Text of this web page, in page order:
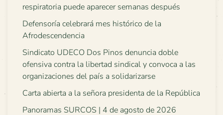
respiratoria puede aparecer semanas después
Defensoría celebrará mes histórico de la
Afrodescendencia
Sindicato UDECO Dos Pinos denuncia doble
ofensiva contra la libertad sindical y convoca a las
organizaciones del país a solidarizarse
Carta abierta a la señora presidenta de la República
Panoramas SURCOS | 4 de agosto de 2026